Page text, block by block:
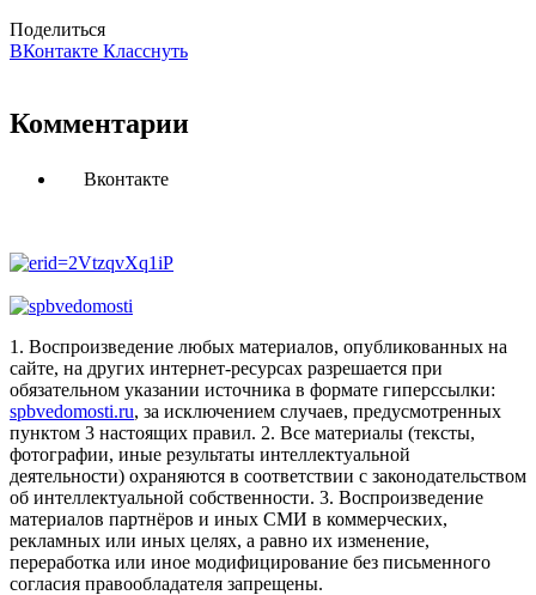
Поделиться
ВКонтакте Класснуть
Комментарии
Вконтакте
1. Воспроизведение любых материалов, опубликованных на
сайте, на других интернет-ресурсах разрешается при
обязательном указании источника в формате гиперссылки:
spbvedomosti.ru, за исключением случаев, предусмотренных
пунктом 3 настоящих правил. 2. Все материалы (тексты,
фотографии, иные результаты интеллектуальной
деятельности) охраняются в соответствии с законодательством
об интеллектуальной собственности. 3. Воспроизведение
материалов партнёров и иных СМИ в коммерческих,
рекламных или иных целях, а равно их изменение,
переработка или иное модифицирование без письменного
согласия правообладателя запрещены.